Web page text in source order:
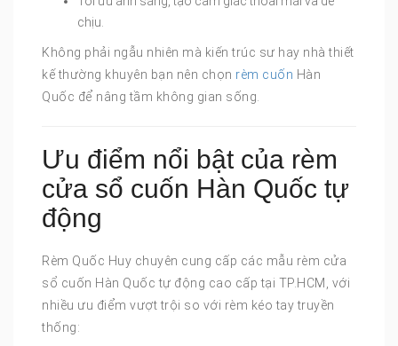
chịu.
Không phải ngẫu nhiên mà kiến trúc sư hay nhà thiết
kế thường khuyên bạn nên chọn rèm cuốn Hàn
Quốc để nâng tầm không gian sống.
Ưu điểm nổi bật của rèm
cửa sổ cuốn Hàn Quốc tự
động
Rèm Quốc Huy chuyên cung cấp các mẫu rèm cửa
sổ cuốn Hàn Quốc tự động cao cấp tại TP.HCM, với
nhiều ưu điểm vượt trội so với rèm kéo tay truyền
thống: